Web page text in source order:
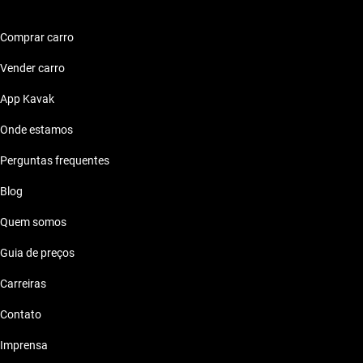
Audi 2022 ate 70 mil reais
Comprar carro
Vender carro
App Kavak
Onde estamos
Perguntas frequentes
Blog
Quem somos
Guia de preços
Carreiras
Contato
Imprensa